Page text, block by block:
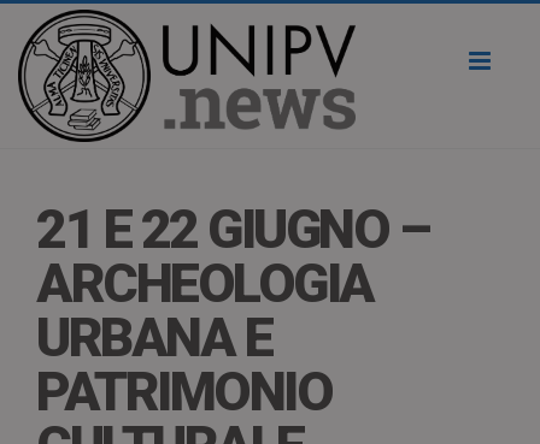
21 E 22 GIUGNO –
ARCHEOLOGIA
URBANA E
PATRIMONIO